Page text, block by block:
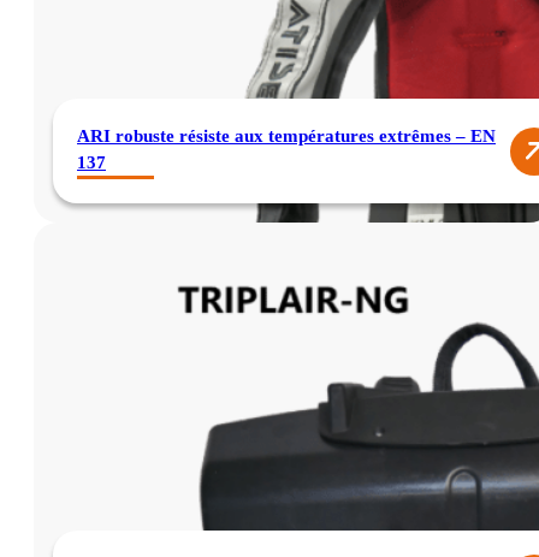
ARI robuste résiste aux températures extrêmes – EN
137